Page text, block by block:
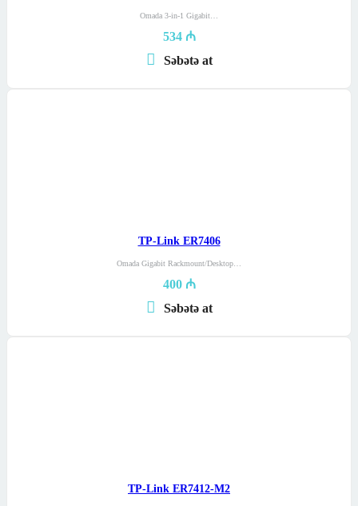
Omada 3-in-1 Gigabit…
534 ₼
Səbətə at
TP-Link ER7406
Omada Gigabit Rackmount/Desktop…
400 ₼
Səbətə at
TP-Link ER7412-M2